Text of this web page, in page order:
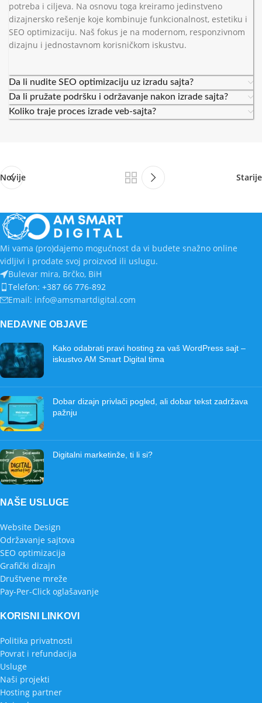
potreba i ciljeva. Na osnovu toga kreiramo jedinstveno
dizajnersko rešenje koje kombinuje funkcionalnost, estetiku i
SEO optimizaciju. Naš fokus je na modernom, responzivnom
dizajnu i jednostavnom korisničkom iskustvu.
Da li nudite SEO optimizaciju uz izradu sajta?
Da li pružate podršku i održavanje nakon izrade sajta?
Koliko traje proces izrade veb-sajta?
Novije Starije
Mi vama (pro)dajemo mogućnost da vi budete snažno online
vidljivi i prodate svoj proizvod ili uslugu.
Bulevar mira, Brčko, BiH
Telefon: +387 66 776-892
Email: info@amsmartdigital.com
NEDAVNE OBJAVE
Kako odabrati pravi hosting za vaš WordPress sajt –
iskustvo AM Smart Digital tima
Dobar dizajn privlači pogled, ali dobar tekst zadržava
pažnju
Digitalni marketinže, ti li si?
NAŠE USLUGE
Website Design
Održavanje sajtova
SEO optimizacija
Grafički dizajn
Društvene mreže
Pay-Per-Click oglašavanje
KORISNI LINKOVI
Politika privatnosti
Povrat i refundacija
Usluge
Naši projekti
Hosting partner